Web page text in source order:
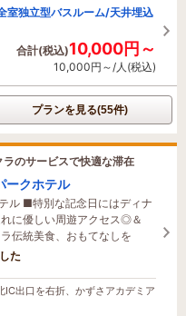
独立型バスルーム/天井埋込
合計(税込)10,000円～
10,000円～/人(税込)
プランを見る(55件)
のサービスで快適な滞在
ークホテル
ル ■特別な記念日にはディナ
に優しい周遊アクセス◎＆
伝統美食、おもてなしを
す
た
出口を右折、かずさアカデミア